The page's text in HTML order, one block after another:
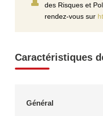
des Risques et
rendez-vous sur
Caractéristiques
Général